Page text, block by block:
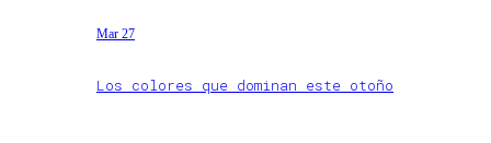
Mar 27
Los colores que dominan este otoño